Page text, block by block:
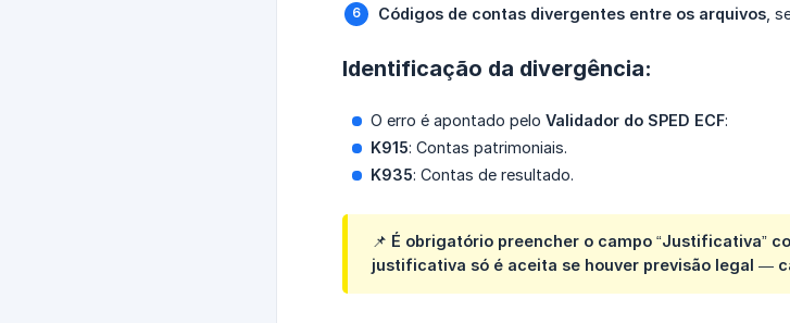
Códigos de contas divergentes entre os arquivos ,
Identificação da divergência:
O erro é apontado pelo Validador do SPED ECF:
K915: Contas patrimoniais.
K935: Contas de resultado.
📌 É obrigatório preencher o campo “Justificativa”
justificativa só é aceita se houver previsão legal —